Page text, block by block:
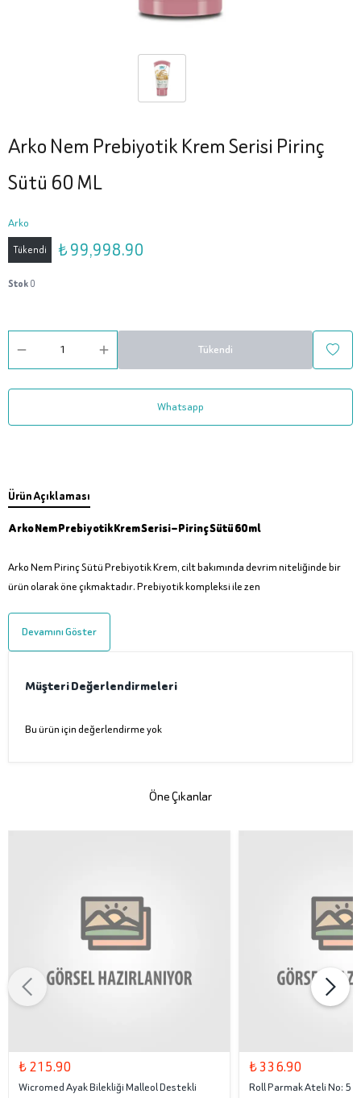
Arko Nem Prebiyotik Krem Serisi Pirinç
Sütü 60 ML
Arko
Tükendi ₺ 99,998.90
Stok0
Tükendi
Whatsapp
Ürün Açıklaması
Arko Nem Prebiyotik Krem Serisi – Pirinç Sütü 60 ml
Arko Nem Pirinç Sütü Prebiyotik Krem, cilt bakımında devrim niteliğinde bir
ürün olarak öne çıkmaktadır. Prebiyotik kompleksi ile zen
Devamını Göster
Müşteri Değerlendirmeleri
Bu ürün için değerlendirme yok
Öne Çıkanlar
₺ 215.90
Wicromed Ayak Bilekliği Malleol Destekli
₺ 336.90
Roll Parmak Ateli No: 5